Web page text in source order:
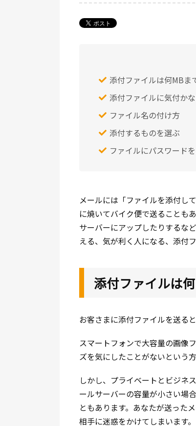
添付ファイルは何MBま
添付ファイルに気付か
ファイル名の付け方
添付するものを選ぶ
ファイルにパスワード
メールには「ファイルを添付し
に焼いてバイク便で送ることも
サーバーにアップしたりするな
える、気が利く人になる、添付
添付ファイルは
お客さまに添付ファイルを送る
スマートフォンで大容量の画像
ズを気にしたことがないという
しかし、プライベートとビジネ
ールサーバーの容量が小さい場
ともあります。あなたが送った
相手に迷惑をかけてしまいます。